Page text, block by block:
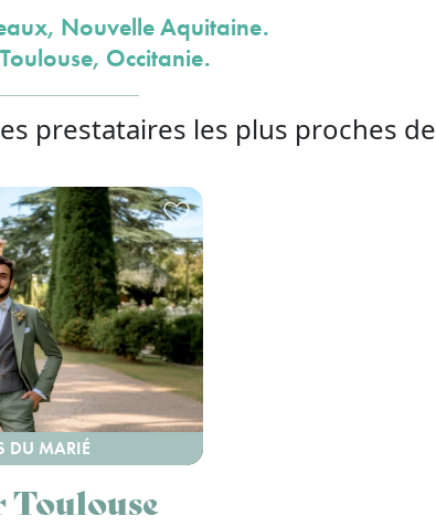
Nouvelle Aquitaine.
Occitanie.
prestataires les plus proches de
DU MARIÉ
Toulouse